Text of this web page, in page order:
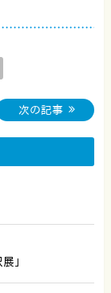
次の記事
」